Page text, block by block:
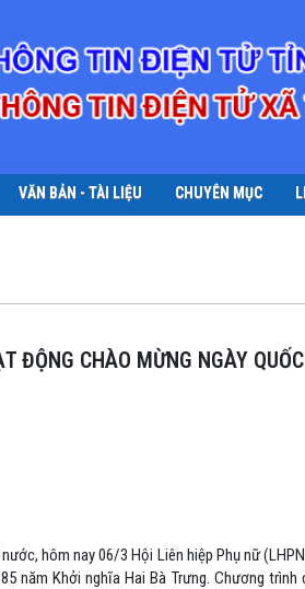
VĂN BẢN - TÀI LIỆU CHUYÊN MỤC
ĐỘNG CHÀO MỪNG NGÀY
hôm nay 06/3 Hội Liên hiệp Phụ nữ
năm Khởi nghĩa Hai Bà Trưng. Chương